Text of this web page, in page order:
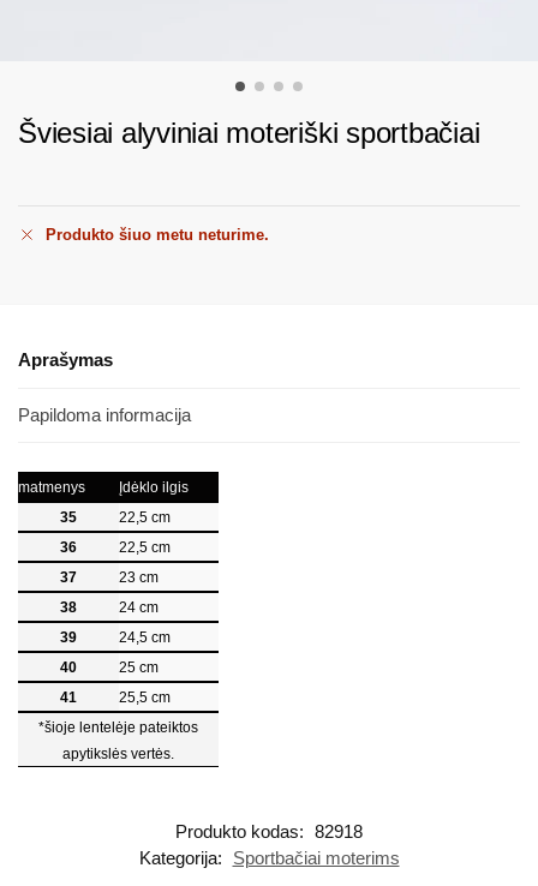
Šviesiai alyviniai moteriški sportbačiai
Produkto šiuo metu neturime.
Aprašymas
Papildoma informacija
matmenys
Įdėklo ilgis
35
22,5 cm
36
22,5 cm
37
23 cm
38
24 cm
39
24,5 cm
40
25 cm
41
25,5 cm
*šioje lentelėje pateiktos
apytikslės vertės.
Produkto kodas: 82918
Kategorija:
Sportbačiai moterims